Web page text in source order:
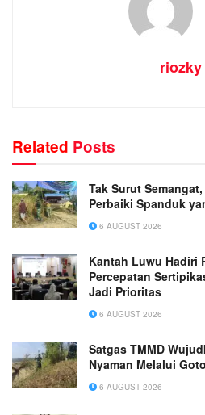
riozky
Related Posts
Tak Surut
Perbaiki Spanduk
6 AUGUST 2026
Kantah Luwu Hadiri
Percepatan
Jadi Prioritas
6 AUGUST 2026
Satgas TMMD
Nyaman Melalui
6 AUGUST 2026